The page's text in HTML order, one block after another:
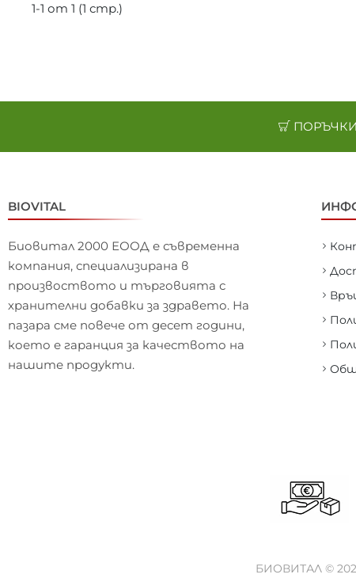
1-1 от 1 (1 стр.)
ПОРЪЧКИ
BIOVITAL
Биовитал 2000 ЕООД е съвременна
компания, специализирана в
произвоството и търговията с
хранителни добавки за здравето. На
пазара сме повече от десет години,
което е гаранция за качеството на
нашите продукти.
БИОВИТАЛ ©